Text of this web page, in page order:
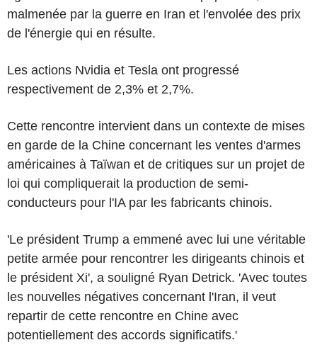
malmenée par la guerre en Iran et l'envolée des prix
de l'énergie qui en résulte.
Les actions Nvidia et Tesla ont progressé
respectivement de 2,3% et 2,7%.
Cette rencontre intervient dans un contexte de mises
en garde de la Chine concernant les ventes d'armes
américaines à Taïwan et de critiques sur un projet de
loi qui compliquerait la production de semi-
conducteurs pour l'IA par les fabricants chinois.
'Le président Trump a emmené avec lui une véritable
petite armée pour rencontrer les dirigeants chinois et
le président Xi', a souligné Ryan Detrick. 'Avec toutes
les nouvelles négatives concernant l'Iran, il veut
repartir de cette rencontre en Chine avec
potentiellement des accords significatifs.'